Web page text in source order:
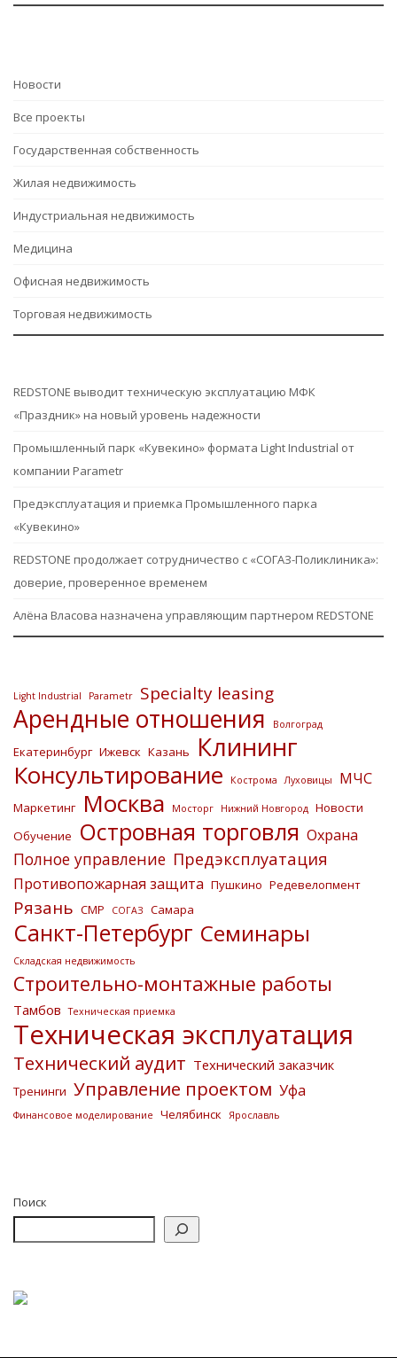
Hовости
Все проекты
Государственная собственность
Жилая недвижимость
Индустриальная недвижимость
Медицина
Офисная недвижимость
Торговая недвижимость
REDSTONE выводит техническую эксплуатацию МФК
«Праздник» на новый уровень надежности
Промышленный парк «Кувекино» формата Light Industrial от
компании Parametr
Предэксплуатация и приемка Промышленного парка
«Кувекино»
REDSTONE продолжает сотрудничество с «СОГАЗ-Поликлиника»:
доверие, проверенное временем
Алёна Власова назначена управляющим партнером REDSTONE
Light Industrial Parametr Specialty leasing
Арендные отношения Волгоград
Екатеринбург Ижевск Казань Клининг
Консультирование Кострома Луховицы МЧС
Маркетинг Москва Мосторг Нижний Новгород Новости
Обучение
Островная торговля Охрана
Полное управление Предэксплуатация
Противопожарная защита Пушкино Редевелопмент
Рязань СМР СОГАЗ Самара
Санкт-Петербург Семинары
Складская недвижимость
Строительно-монтажные работы
Тамбов Техническая приемка
Техническая эксплуатация
Технический аудит Технический заказчик
Тренинги Управление проектом Уфа
Финансовое моделирование Челябинск Ярославль
Поиск